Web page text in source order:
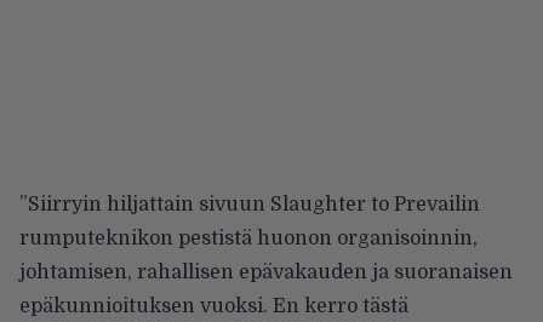
”Siirryin hiljattain sivuun Slaughter to Prevailin
rumputeknikon pestistä huonon organisoinnin,
johtamisen, rahallisen epävakauden ja suoranaisen
epäkunnioituksen vuoksi. En kerro tästä